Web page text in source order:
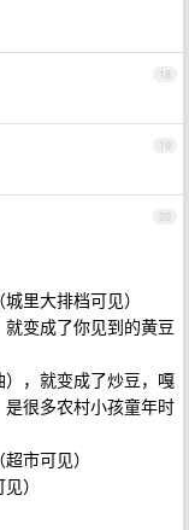
18
19
20
里大排档可见）
变成了你见到的黄豆
，就变成了炒豆，嘎
很多农村小孩童年时
市可见）
）